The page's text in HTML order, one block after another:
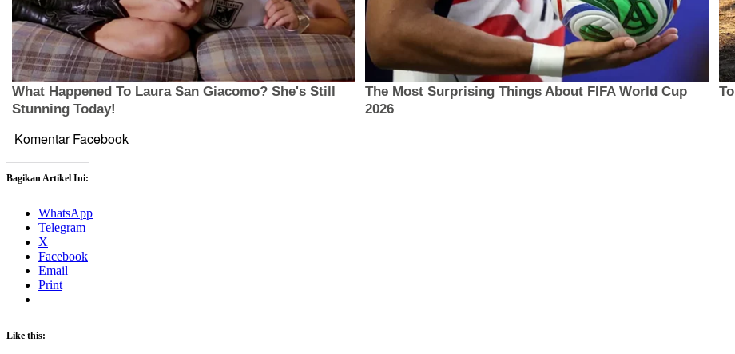
Komentar Facebook
Bagikan Artikel Ini:
WhatsApp
Telegram
X
Facebook
Email
Print
Like this: